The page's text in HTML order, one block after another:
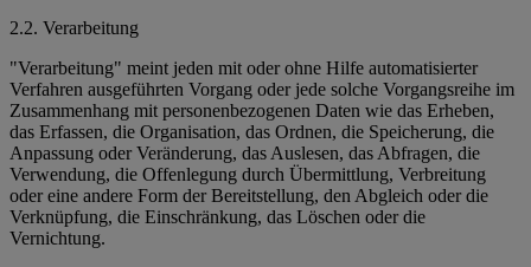
2.2. Verarbeitung
"Verarbeitung" meint jeden mit oder ohne Hilfe automatisierter
Verfahren ausgeführten Vorgang oder jede solche Vorgangsreihe im
Zusammenhang mit personenbezogenen Daten wie das Erheben,
das Erfassen, die Organisation, das Ordnen, die Speicherung, die
Anpassung oder Veränderung, das Auslesen, das Abfragen, die
Verwendung, die Offenlegung durch Übermittlung, Verbreitung
oder eine andere Form der Bereitstellung, den Abgleich oder die
Verknüpfung, die Einschränkung, das Löschen oder die
Vernichtung.